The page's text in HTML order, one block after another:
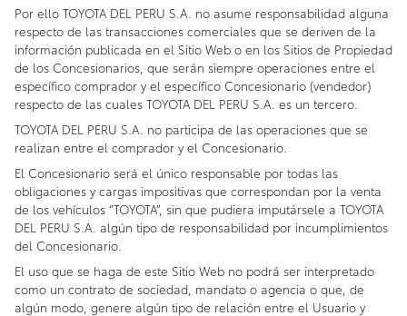
Por ello TOYOTA DEL PERU S.A. no asume responsabilidad alguna
respecto de las transacciones comerciales que se deriven de la
información publicada en el Sitio Web o en los Sitios de Propiedad
de los Concesionarios, que serán siempre operaciones entre el
específico comprador y el específico Concesionario (vendedor)
respecto de las cuales TOYOTA DEL PERU S.A. es un tercero.
TOYOTA DEL PERU S.A. no participa de las operaciones que se
realizan entre el comprador y el Concesionario.
El Concesionario será el único responsable por todas las
obligaciones y cargas impositivas que correspondan por la venta
de los vehículos “TOYOTA”, sin que pudiera imputársele a TOYOTA
DEL PERU S.A. algún tipo de responsabilidad por incumplimientos
del Concesionario.
El uso que se haga de este Sitio Web no podrá ser interpretado
como un contrato de sociedad, mandato o agencia o que, de
algún modo, genere algún tipo de relación entre el Usuario y